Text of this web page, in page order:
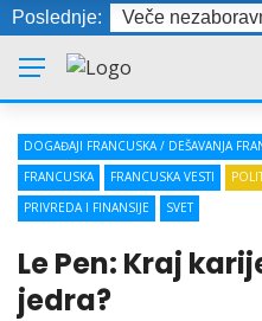
Poslednje: Veče
DOGAĐAJI FRANCUSKA / DEŠAVANJA
FRANCUSKA
FRANCUSKA VESTI
PRIVREDA I FINANSIJE
SVET
Le Pen: Kraj
jedra?